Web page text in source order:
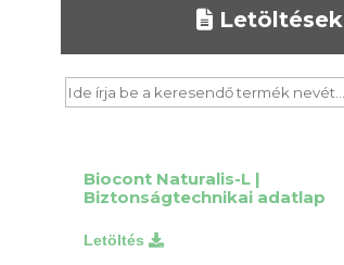
Letöltések
Biocont Naturalis-L |
Biztonságtechnikai adatlap